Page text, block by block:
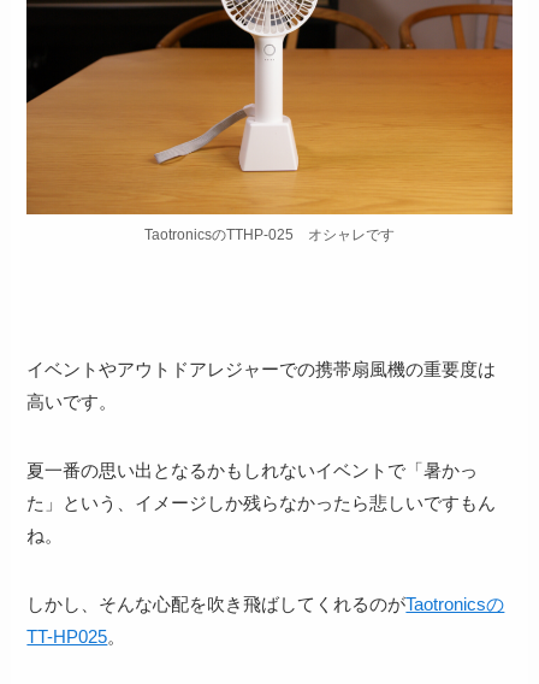
TaotronicsのTTHP-025 オシャレです
イベントやアウトドアレジャーでの携帯扇風機の重要度は
高いです。
夏一番の思い出となるかもしれないイベントで「暑かっ
た」という、イメージしか残らなかったら悲しいですもん
ね。
しかし、そんな心配を吹き飛ばしてくれるのがTaotronicsの
TT-HP025。